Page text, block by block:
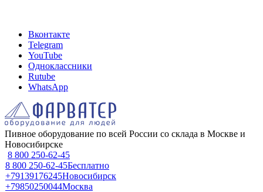
Вконтакте
Telegram
YouTube
Одноклассники
Rutube
WhatsApp
Пивное оборудование по всей России со склада в Москве и
Новосибирске
8 800 250-62-45
8 800 250-62-45Бесплатно
+79139176245Новосибирск
+79850250044Москва